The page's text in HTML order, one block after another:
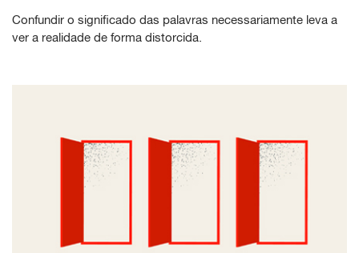
Confundir o significado das palavras necessariamente leva a
ver a realidade de forma distorcida.